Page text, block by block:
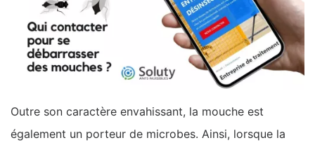
Outre son caractère envahissant, la mouche est
également un porteur de microbes. Ainsi, lorsque la